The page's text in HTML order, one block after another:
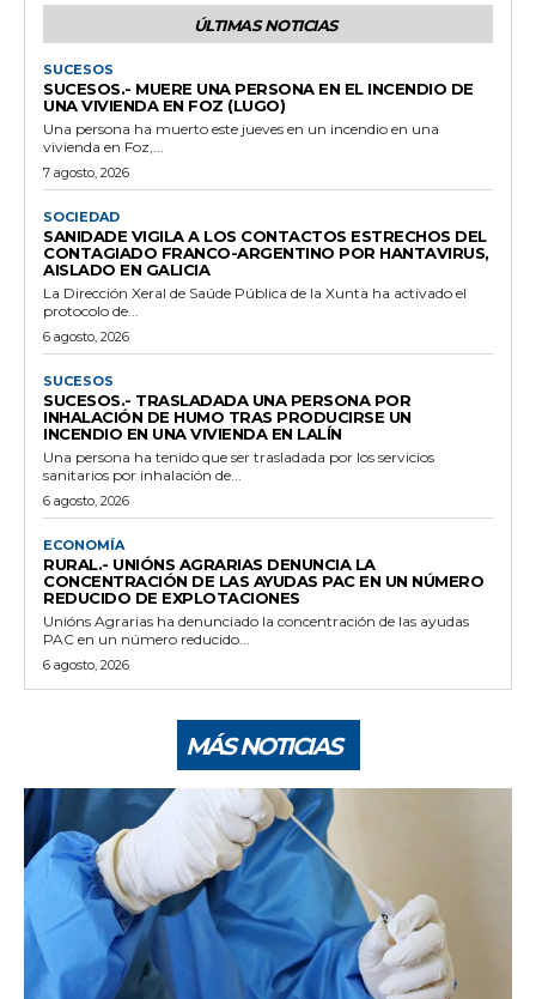
ÚLTIMAS NOTICIAS
SUCESOS
SUCESOS.- MUERE UNA PERSONA EN EL INCENDIO DE
UNA VIVIENDA EN FOZ (LUGO)
Una persona ha muerto este jueves en un incendio en una
vivienda en Foz,...
7 agosto, 2026
SOCIEDAD
SANIDADE VIGILA A LOS CONTACTOS ESTRECHOS DEL
CONTAGIADO FRANCO-ARGENTINO POR HANTAVIRUS,
AISLADO EN GALICIA
La Dirección Xeral de Saúde Pública de la Xunta ha activado el
protocolo de...
6 agosto, 2026
SUCESOS
SUCESOS.- TRASLADADA UNA PERSONA POR
INHALACIÓN DE HUMO TRAS PRODUCIRSE UN
INCENDIO EN UNA VIVIENDA EN LALÍN
Una persona ha tenido que ser trasladada por los servicios
sanitarios por inhalación de...
6 agosto, 2026
ECONOMÍA
RURAL.- UNIÓNS AGRARIAS DENUNCIA LA
CONCENTRACIÓN DE LAS AYUDAS PAC EN UN NÚMERO
REDUCIDO DE EXPLOTACIONES
Unións Agrarias ha denunciado la concentración de las ayudas
PAC en un número reducido...
6 agosto, 2026
MÁS NOTICIAS